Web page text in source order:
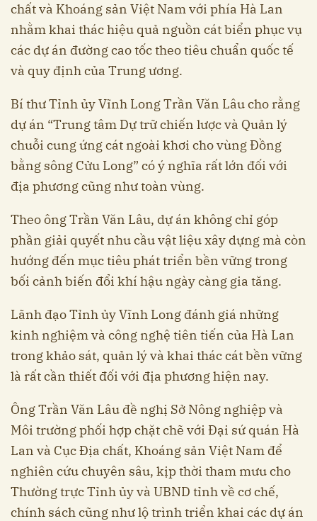
chất và Khoáng sản Việt Nam với phía Hà Lan
nhằm khai thác hiệu quả nguồn cát biển phục vụ
các dự án đường cao tốc theo tiêu chuẩn quốc tế
và quy định của Trung ương.
Bí thư Tỉnh ủy Vĩnh Long Trần Văn Lâu cho rằng
dự án “Trung tâm Dự trữ chiến lược và Quản lý
chuỗi cung ứng cát ngoài khơi cho vùng Đồng
bằng sông Cửu Long” có ý nghĩa rất lớn đối với
địa phương cũng như toàn vùng.
Theo ông Trần Văn Lâu, dự án không chỉ góp
phần giải quyết nhu cầu vật liệu xây dựng mà còn
hướng đến mục tiêu phát triển bền vững trong
bối cảnh biến đổi khí hậu ngày càng gia tăng.
Lãnh đạo Tỉnh ủy Vĩnh Long đánh giá những
kinh nghiệm và công nghệ tiên tiến của Hà Lan
trong khảo sát, quản lý và khai thác cát bền vững
là rất cần thiết đối với địa phương hiện nay.
Ông Trần Văn Lâu đề nghị Sở Nông nghiệp và
Môi trường phối hợp chặt chẽ với Đại sứ quán Hà
Lan và Cục Địa chất, Khoáng sản Việt Nam để
nghiên cứu chuyên sâu, kịp thời tham mưu cho
Thường trực Tỉnh ủy và UBND tỉnh về cơ chế,
chính sách cũng như lộ trình triển khai các dự án